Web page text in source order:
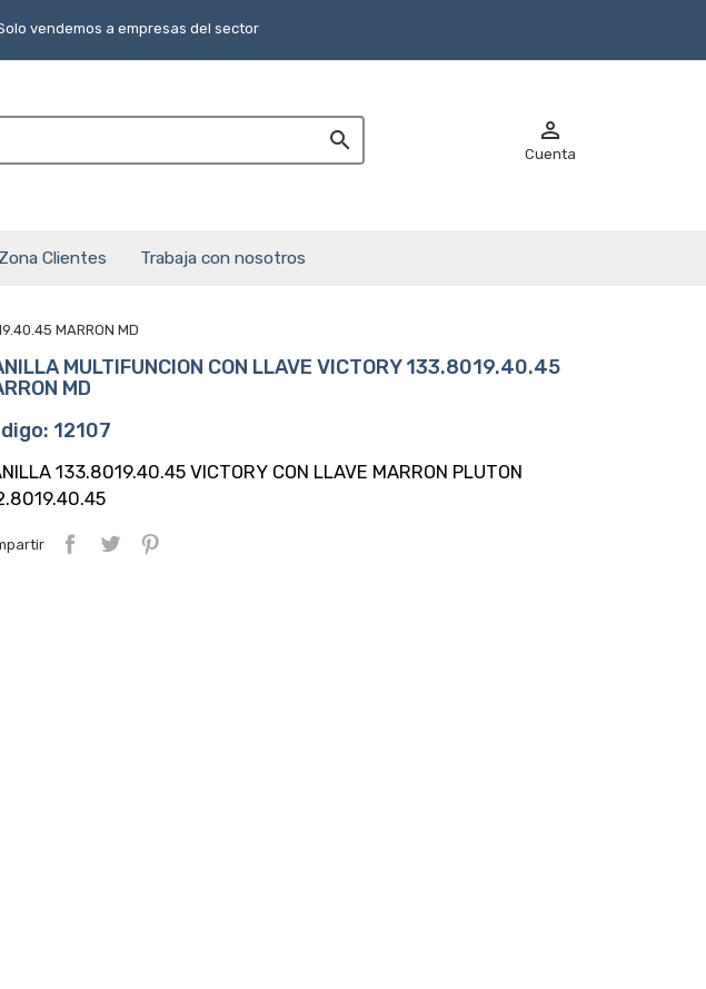
vendemos a empresas del sector
 
Cuenta
Zona Clientes Trabaja con nosotros
MARRON MD
MULTIFUNCION CON LLAVE VICTORY 133.8019.40.45
MD
12107
133.8019.40.45 VICTORY CON LLAVE MARRON PLUTON